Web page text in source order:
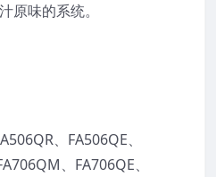
原味的系统。
、FA506QE、
、FA706QE、